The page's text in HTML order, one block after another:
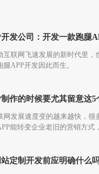
发公司：开发一款跑腿
互联网飞速发展的新时代里
腿APP开发因此而生。
作的时候要尤其留意这5
网发展速度变的越来越快，
能转变企业老旧的营销方式
定制开发前应明确什么